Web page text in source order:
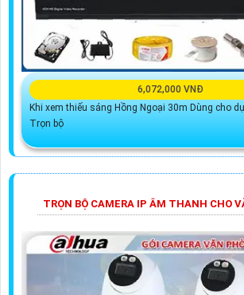
6,072,000 VNĐ
Khi xem thiếu sáng Hồng Ngoại 30m Dùng cho
Trọn bộ
TRỌN BỘ CAMERA IP ÂM THANH CHO